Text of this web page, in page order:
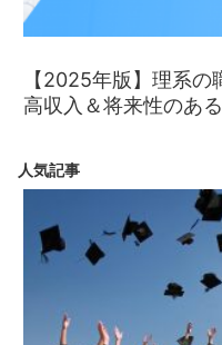
【2025年版】理系の
高収入＆将来性のあ
人気記事